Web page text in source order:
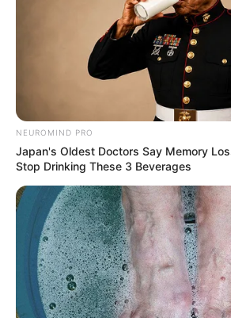
NEUROMIND PRO
Japan's Oldest Doctors Say Memory
Stop Drinking These 3 Beverages